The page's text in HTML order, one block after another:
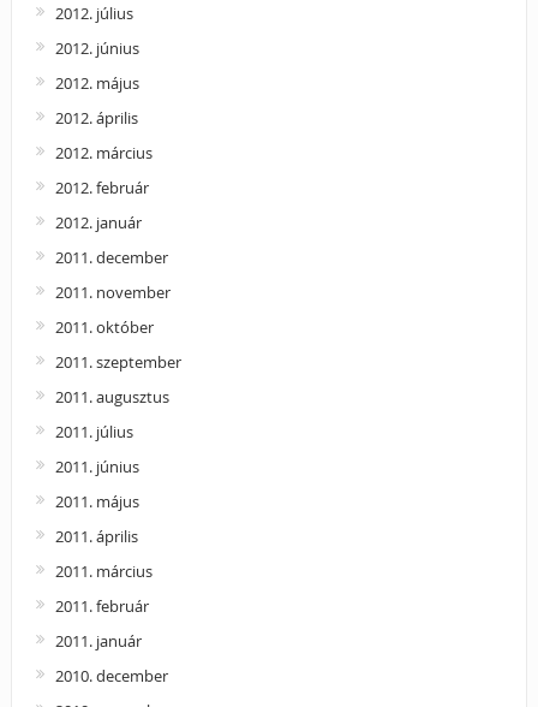
2012. július
2012. június
2012. május
2012. április
2012. március
2012. február
2012. január
2011. december
2011. november
2011. október
2011. szeptember
2011. augusztus
2011. július
2011. június
2011. május
2011. április
2011. március
2011. február
2011. január
2010. december